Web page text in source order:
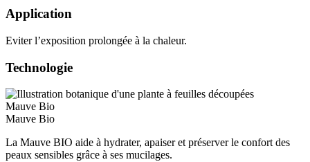
Application
Eviter l’exposition prolongée à la chaleur.
Technologie
Mauve Bio
Mauve Bio
La Mauve BIO aide à hydrater, apaiser et préserver le confort des
peaux sensibles grâce à ses mucilages.